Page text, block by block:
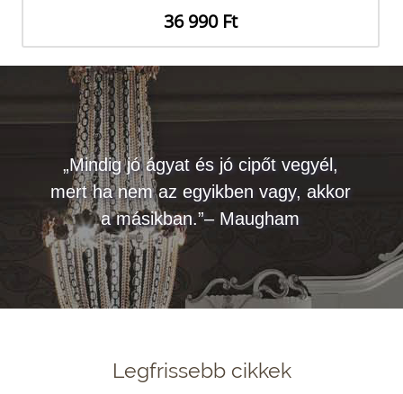
36 990 Ft
„Mindig jó ágyat és jó cipőt vegyél,
mert ha nem az egyikben vagy, akkor
a másikban.”– Maugham
Legfrissebb cikkek